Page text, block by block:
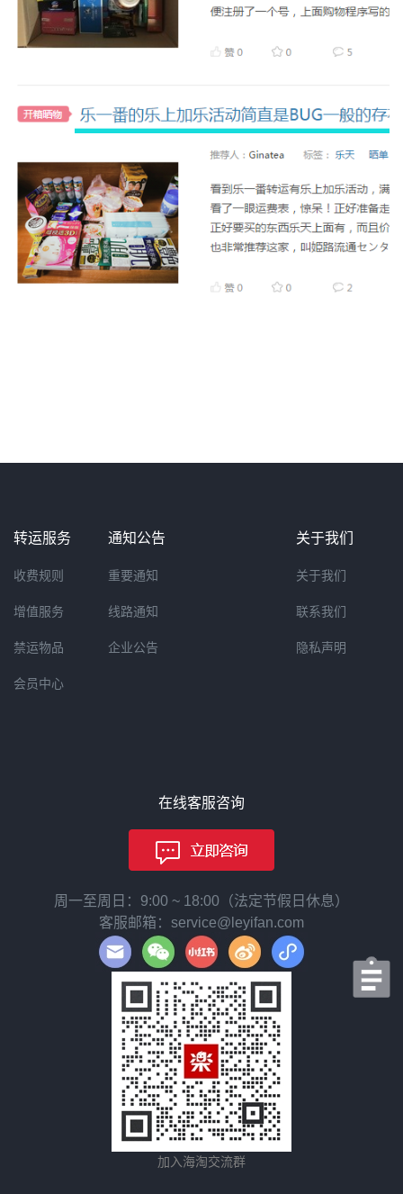
转运服务
收费规则
增值服务
禁运物品
会员中心
通知公告
重要通知
线路通知
企业公告
关于我们
关于我们
联系我们
隐私声明
在线客服咨询
周一至周日：9:00 ~ 18:00（法定节假日休息）
客服邮箱：service@leyifan.com
加入海淘交流群